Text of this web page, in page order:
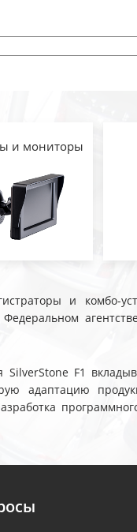
и мониторы
и комбо-
F1
адаптацию